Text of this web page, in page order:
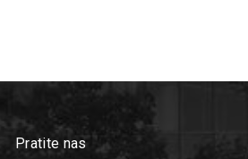
Pratite nas